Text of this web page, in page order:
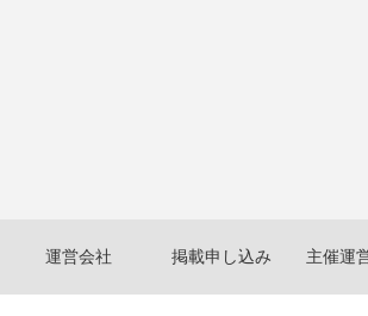
運営会社 掲載申し込み 主催運